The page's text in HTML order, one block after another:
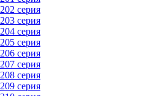
202 серия
203 серия
204 серия
205 серия
206 серия
207 серия
208 серия
209 серия